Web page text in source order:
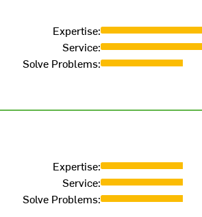
Expertise:
Service:
Solve Problems:
Expertise:
Service:
Solve Problems: